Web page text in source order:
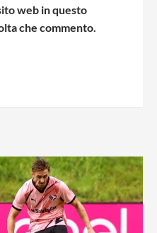
web in questo
che commento.